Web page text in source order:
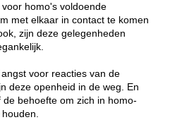
homo's voldoende
met elkaar in contact te komen
zijn deze gelegenheden
voor reacties van de
deze openheid in de weg. En
behoefte om zich in homo-